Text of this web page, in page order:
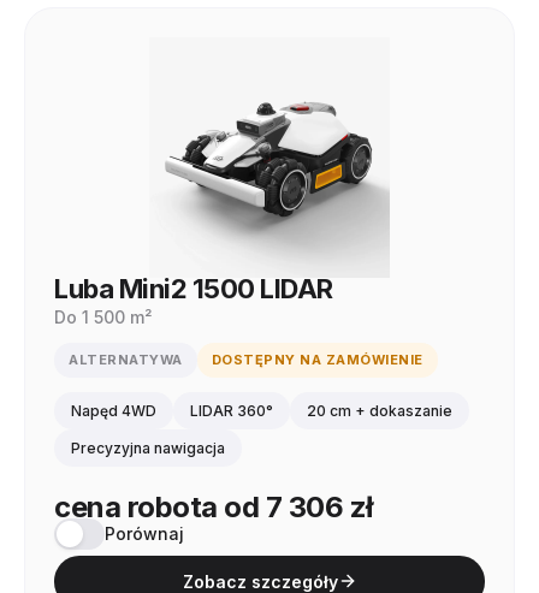
Luba Mini2 1500 LIDAR
Do 1 500 m²
ALTERNATYWA DOSTĘPNY NA ZAMÓWIENIE
Napęd 4WD LIDAR 360° 20 cm + dokaszanie
Precyzyjna nawigacja
cena robota od 7 306 zł
Porównaj
Zobacz szczegóły